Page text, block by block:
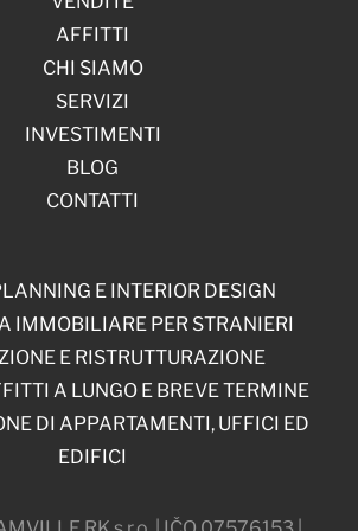
AFFITTI
CHI SIAMO
SERVIZI
INVESTIMENTI
BLOG
CONTATTI
E INTERIOR DESIGN
IMMOBILIARE PER STRANIERI
E RISTRUTTURAZIONE
A LUNGO E BREVE TERMINE
DI APPARTAMENTI, UFFICI ED
EDIFICI